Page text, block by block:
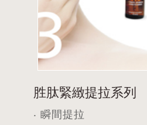
胜肽緊緻提拉系列
‧ 瞬間提拉